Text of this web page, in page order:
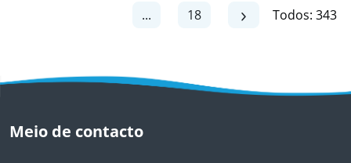
... 18 Todos: 343
Meio de contacto